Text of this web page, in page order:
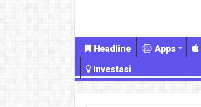
Headline Apps
Investasi